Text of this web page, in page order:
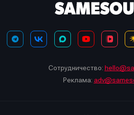
Сотрудничество:
Реклама: